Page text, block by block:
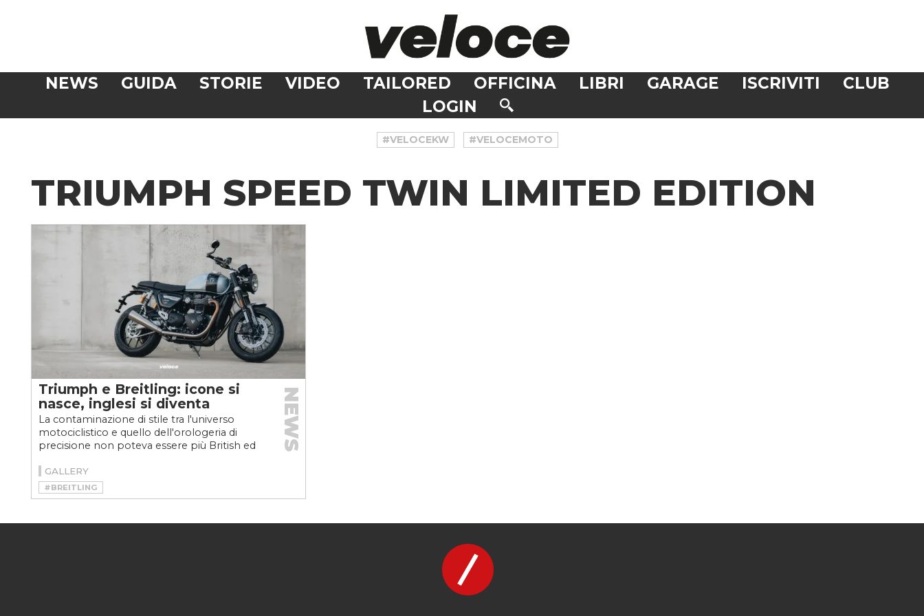
NEWS GUIDA STORIE VIDEO TAILORED OFFICINA LIBRI GARAGE ISCRIVITI
CLUB
LOGIN
#VELOCEKW #VELOCEMOTO
TRIUMPH SPEED TWIN LIMITED EDITION
Triumph e Breitling: icone si
nasce, inglesi si diventa
La contaminazione di stile tra l'universo
motociclistico e quello dell'orologeria di
precisione non poteva essere più British ed
NEWS
GALLERY
#BREITLING
#SPEED TWIN LIMITED EDITION
#TRIUMPH